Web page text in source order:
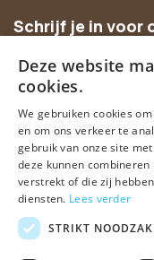
Schrijf je in voor
aanbiedingen.
Deze website
cookies.
We gebruiken cookies
en om ons verkeer te
gebruik van onze site
deze kunnen
verstrekt of die zij
diensten. Lees verder
STRIKT